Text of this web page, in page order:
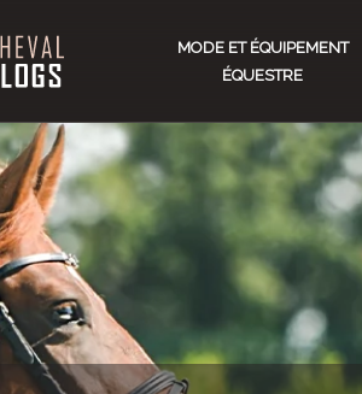
MODE ET ÉQUIPEMENT
ÉQUESTRE